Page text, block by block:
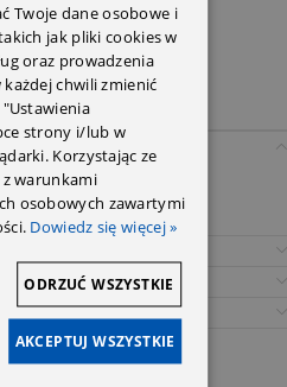
Bremsi
Twoje dane osobowe i
jak pliki cookies w
oraz prowadzenia
chwili zmienić
strony i/lub w
Korzystając ze
z warunkami
osobowych zawartymi
Dowiedz się więcej »
AKCEPTUJ WSZYSTKIE
ODRZUĆ WSZYSTKIE